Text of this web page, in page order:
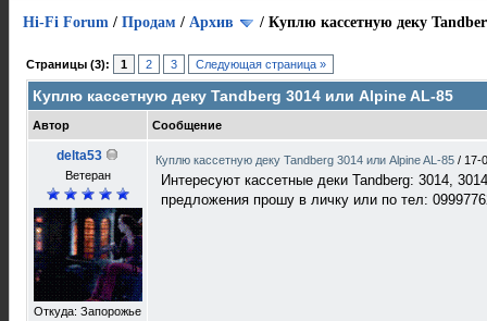
Hi-Fi Forum / Продам / Архив / Куплю кассетную деку
Страницы (3): 1 2 3 Следующая страница »
Куплю кассетную деку Tandberg 3014 или Alpine AL-85
Автор Сообщение
delta53
Ветеран
Откуда: Запорожье
Куплю кассетную деку Tandberg 3014 или Alpine AL-85 / 17-
Интересуют кассетные деки Tandberg: 3014,
предложения прошу в личку или по тел: